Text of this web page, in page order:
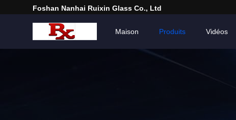
Foshan Nanhai Ruixin Glass Co., Ltd
Maison Produits Vidéos